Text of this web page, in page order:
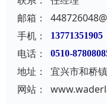
邮箱：
手机：
13771351905
电话： 0510-
地址：
宜兴市和桥
网站：